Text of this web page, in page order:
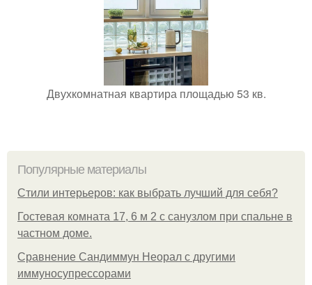
Двухкомнатная квартира площадью 53 кв.
Популярные материалы
Стили интерьеров: как выбрать лучший для себя?
Гостевая комната 17, 6 м 2 с санузлом при спальне в
частном доме.
Сравнение Сандиммун Неорал с другими
иммуносупрессорами